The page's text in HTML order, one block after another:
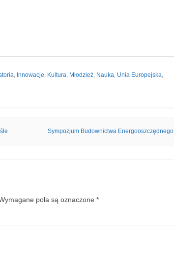
, Innowacje, Kultura, Młodzież, Nauka, Unia Europejska,
Sympozjum Budownictwa Energooszczędnego
pola są oznaczone *